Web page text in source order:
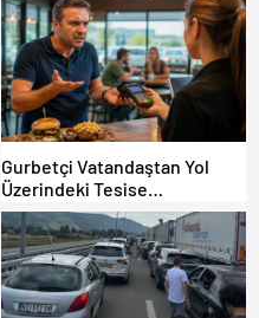
Avrupa Otoyol Hız Limitleri
Gurbetçi Vatandaştan Yol
Üzerindeki Tesise
Dolandırıcılık İddiası:
“Hesabınızı Mutlaka Kontrol
Edin”